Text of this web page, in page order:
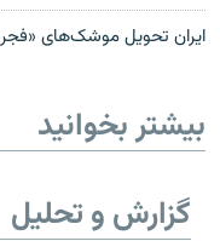
ایران تحویل موشک‌های «فجر- ۵» به حماس را تکذیب
بیشتر بخوانید
گزارش و تحلیل